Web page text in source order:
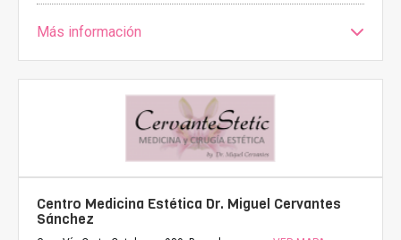
Más información
Centro Medicina Estética Dr. Miguel Cervantes
Sánchez